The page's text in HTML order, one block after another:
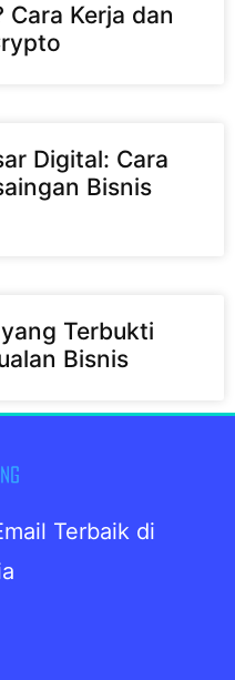
Kerja dan
Digital: Cara
Bisnis
Terbukti
Bisnis
Terbaik di